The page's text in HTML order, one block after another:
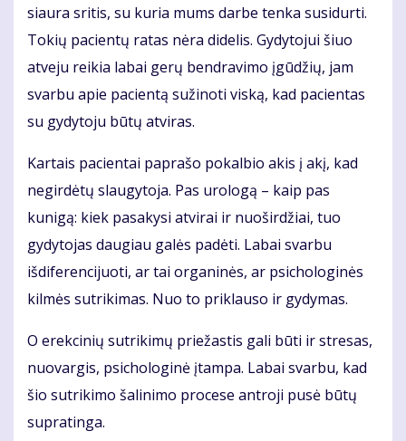
siaura sritis, su kuria mums darbe tenka susidurti.
Tokių pacientų ratas nėra didelis. Gydytojui šiuo
atveju reikia labai gerų bendravimo įgūdžių, jam
svarbu apie pacientą sužinoti viską, kad pacientas
su gydytoju būtų atviras.
Kartais pacientai paprašo pokalbio akis į akį, kad
negirdėtų slaugytoja. Pas urologą – kaip pas
kunigą: kiek pasakysi atvirai ir nuoširdžiai, tuo
gydytojas daugiau galės padėti. Labai svarbu
išdiferencijuoti, ar tai organinės, ar psichologinės
kilmės sutrikimas. Nuo to priklauso ir gydymas.
O erekcinių sutrikimų priežastis gali būti ir stresas,
nuovargis, psichologinė įtampa. Labai svarbu, kad
šio sutrikimo šalinimo procese antroji pusė būtų
supratinga.